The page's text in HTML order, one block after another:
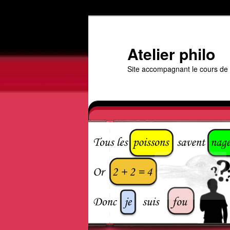
principal
Atelier philo
Site accompagnant le cours